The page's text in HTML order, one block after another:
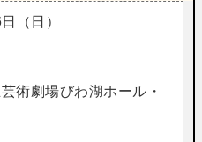
（日）
術劇場びわ湖ホール・